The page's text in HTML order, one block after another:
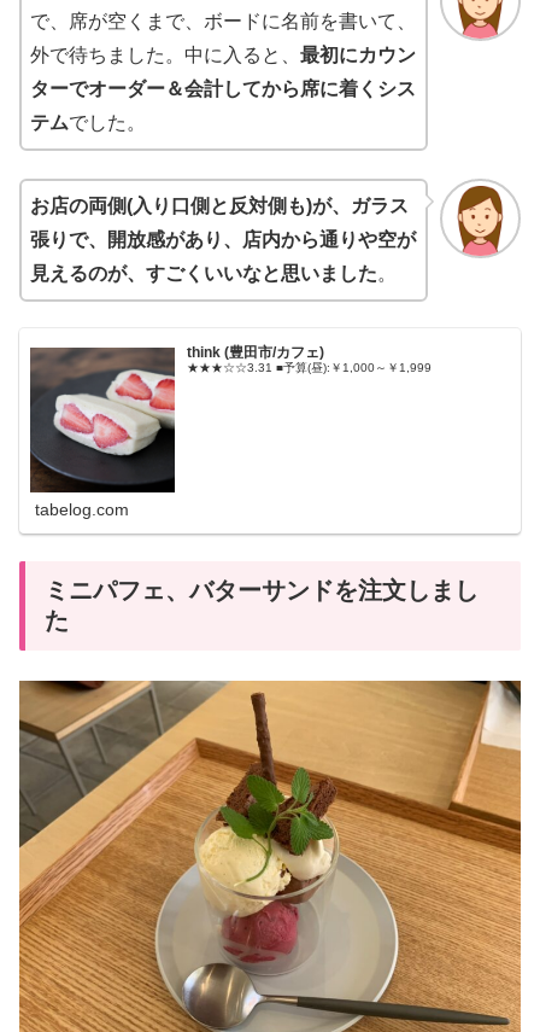
で、席が空くまで、ボードに名前を書いて、
外で待ちました。中に入ると、 最初にカウン
ターでオーダー＆会計してから席に着くシス
テムでした。
お店の両側(入り口側と反対側も)が、ガラス
張りで、開放感があり、店内から通りや空が
見えるのが、すごくいいなと思いました。
think (豊田市/カフェ)
★★★☆☆3.31 ■予算(昼):￥1,000～￥1,999
tabelog.com
ミニパフェ、バターサンドを注文しまし
た